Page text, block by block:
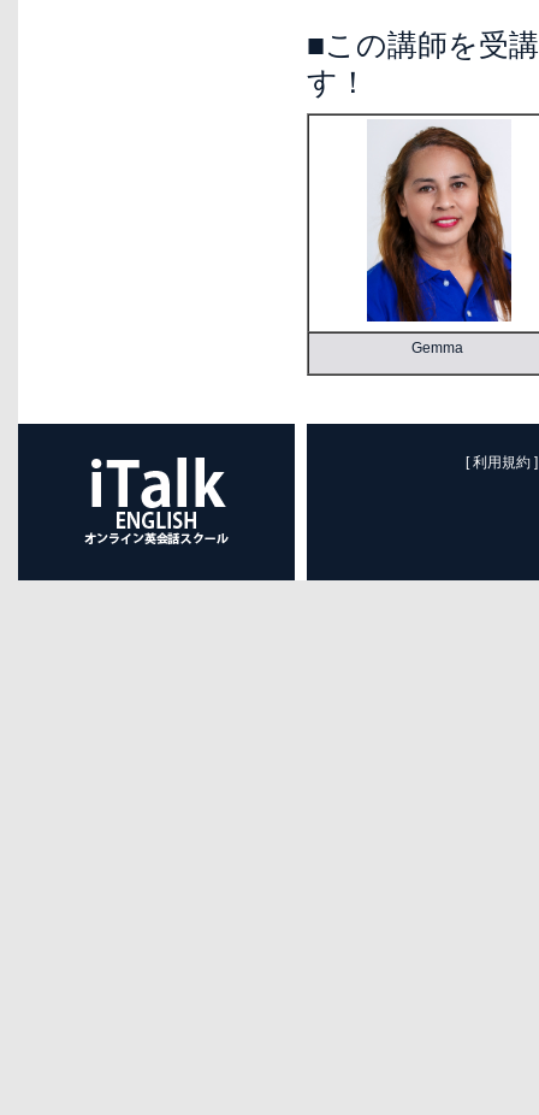
■この講師を受
す！
Gemma
[ 利用規約 ]